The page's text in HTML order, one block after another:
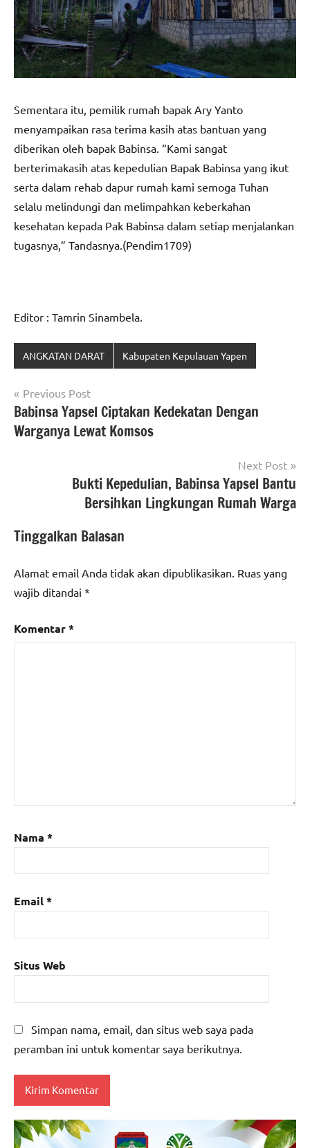
Sementara itu, pemilik rumah bapak Ary Yanto
menyampaikan rasa terima kasih atas bantuan yang
diberikan oleh bapak Babinsa. “Kami sangat
berterimakasih atas kepedulian Bapak Babinsa yang ikut
serta dalam rehab dapur rumah kami semoga Tuhan
selalu melindungi dan melimpahkan keberkahan
kesehatan kepada Pak Babinsa dalam setiap menjalankan
tugasnya,” Tandasnya.(Pendim1709)
Editor : Tamrin Sinambela.
ANGKATAN DARAT Kabupaten Kepulauan Yapen
Navigasi
pos
Previous Post
Babinsa Yapsel Ciptakan Kedekatan Dengan
Warganya Lewat Komsos
Next Post
Bukti Kepedulian, Babinsa Yapsel Bantu
Bersihkan Lingkungan Rumah Warga
Tinggalkan Balasan
Alamat email Anda tidak akan dipublikasikan. Ruas yang
wajib ditandai *
Komentar*
Nama *
Email*
Situs Web
Simpan nama, email, dan situs web saya pada
peramban ini untuk komentar saya berikutnya.